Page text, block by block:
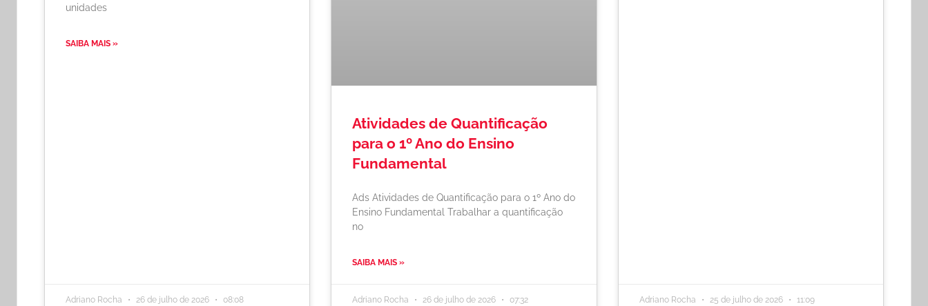
unidades
SAIBA MAIS »
Adriano Rocha 26 de julho de 2026 08:08
Atividades de Quantificação
para o 1º Ano do Ensino
Fundamental
Ads Atividades de Quantificação para o 1º Ano do
Ensino Fundamental Trabalhar a quantificação
no
SAIBA MAIS »
Adriano Rocha 26 de julho de 2026 07:32 Adriano Rocha 25 de julho de 2026 11:09